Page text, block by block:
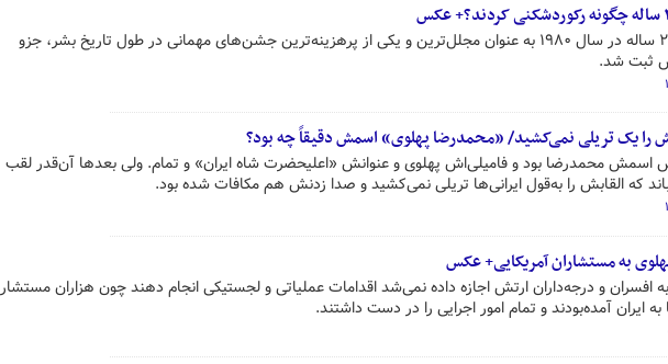
جشن‌های ۲۵۰۰ ساله در سال ۱۹۸۰ به عنوان مجلل‌ترین و یکی از پرهزینه‌ترین جشن‌های مهمانی در طول تاریخ بشر، جزو
ثبت شد.
را یک تریلی نمی‌کشید/ «محمدرضا پهلوی» اسمش دقیقاً چه بود؟
اسمش محمدرضا بود و فامیلی‌اش پهلوی و عنوانش «اعلیحضرت شاه ایران» و تمام. ولی بعدها آن‌قدر لقب
که القابش را به‌قول ایرانی‌ها تریلی نمی‌کشید و صدا زدنش هم مکافات شده بود.
به مستشاران آمریکایی+ عکس
افسران و درجه‌داران ارتش اجازه داده نمی‌شد اقدامات عملیاتی و لجستیکی انجام دهند چون هزاران مستشار
به ایران آمده‌بودند و تمام امور اجرایی را در دست داشتند.